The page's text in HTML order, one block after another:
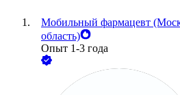
Мобильный фармацевт
область)
Опыт 1-3 года